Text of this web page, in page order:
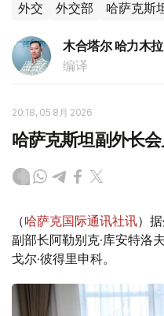
外交 外交部 哈萨克斯
木合塔尔 哈力木拉
编译
20:18, 05 8月 2026
哈萨克斯坦副外长
（哈萨克国际通讯社讯）
副部长阿勒别克·库安特洛
戈尔·彼得里申科。